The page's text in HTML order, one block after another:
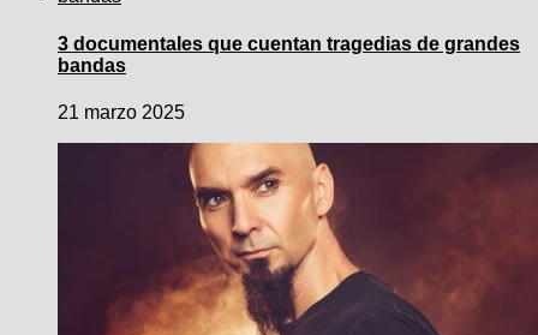
3 documentales que cuentan tragedias de grandes
bandas
21 marzo 2025